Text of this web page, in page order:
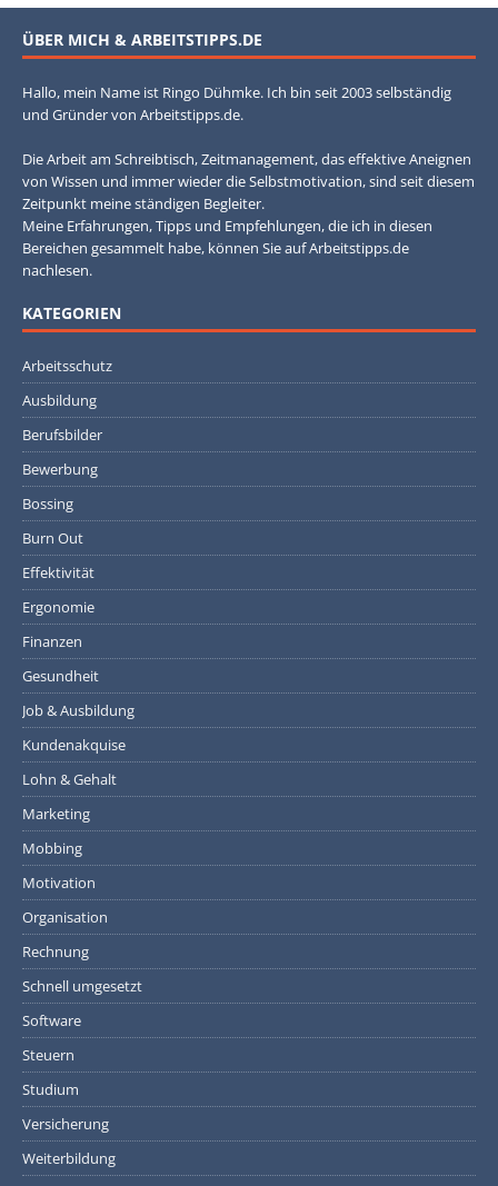
ÜBER MICH & ARBEITSTIPPS.DE
Hallo, mein Name ist Ringo Dühmke. Ich bin seit 2003 selbständig
und Gründer von Arbeitstipps.de.
Die Arbeit am Schreibtisch, Zeitmanagement, das effektive Aneignen
von Wissen und immer wieder die Selbstmotivation, sind seit diesem
Zeitpunkt meine ständigen Begleiter.
Meine Erfahrungen, Tipps und Empfehlungen, die ich in diesen
Bereichen gesammelt habe, können Sie auf Arbeitstipps.de
nachlesen.
KATEGORIEN
Arbeitsschutz
Ausbildung
Berufsbilder
Bewerbung
Bossing
Burn Out
Effektivität
Ergonomie
Finanzen
Gesundheit
Job & Ausbildung
Kundenakquise
Lohn & Gehalt
Marketing
Mobbing
Motivation
Organisation
Rechnung
Schnell umgesetzt
Software
Steuern
Studium
Versicherung
Weiterbildung